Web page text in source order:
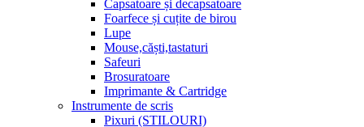
Capsatoare și decapsatoare
Foarfece și cuțite de birou
Lupe
Mouse,căști,tastaturi
Safeuri
Brosuratoare
Imprimante & Cartridge
Instrumente de scris
Pixuri (STILOURI)